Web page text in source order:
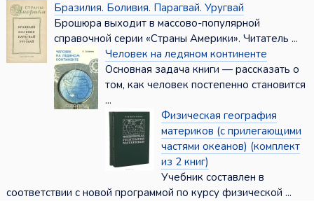
Бразилия. Боливия. Парагвай. Уругвай
Брошюра выходит в массово-популярной
справочной серии «Страны Америки». Читатель ...
Человек на ледяном континенте
Основная задача книги — рассказать о
том, как человек постепенно становится
...
Физическая география
материков (с прилегающими
частями океанов) (комплект
из 2 книг)
Учебник составлен в
соответствии с новой программой по курсу физической ...